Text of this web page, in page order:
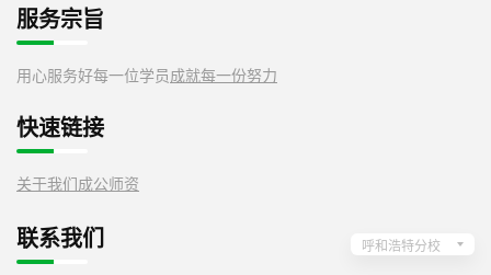
服务宗旨
用心服务好每一位学员成就每一份努力
快速链接
关于我们成公师资
联系我们 呼和浩特分校